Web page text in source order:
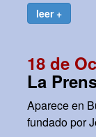
leer +
18 de
La
Aparece en
fundado por